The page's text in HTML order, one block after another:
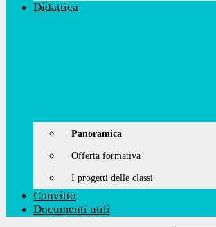
Didattica
Panoramica
Offerta formativa
I progetti delle classi
Convitto
Documenti utili